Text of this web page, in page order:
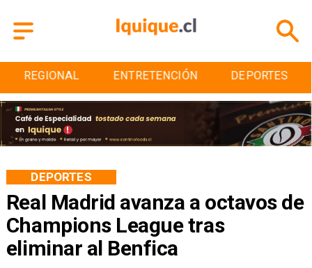
ENTRETENCIÓN DEPORTES CULTURA
Real Madrid avanza a octavos de
Champions League tras
eliminar al Benfica
DEPORTES